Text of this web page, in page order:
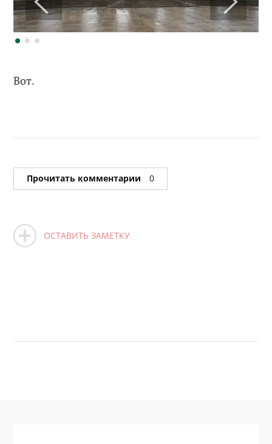
Вот.
Прочитать комментарии 0
ОСТАВИТЬ ЗАМЕТКУ